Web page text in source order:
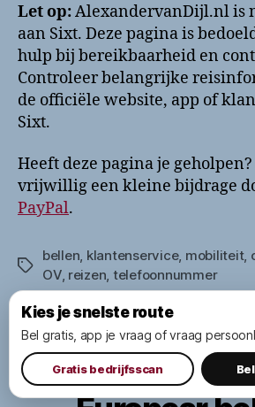
Let op:AlexandervanDijl.nl is
aan Sixt. Deze pagina is
hulp bij bereikbaarheid en
Controleer belangrijke
de officiële website, app of
Sixt.
Heeft deze pagina je
vrijwillig een kleine bijdrage
PayPal.
Tags
bellen, klantenservice, mobiliteit,
OV, reizen, telefoonnummer
BEDRIJVEN MOBILITEIT &
Kies je snelste route
Bel gratis, app je vraag of vraag
Gratis bedrijfsscan